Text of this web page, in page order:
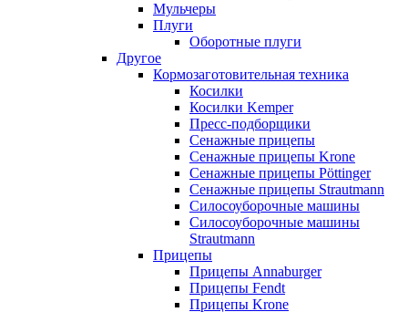
Мульчеры
Плуги
Оборотные плуги
Другое
Кормозаготовительная техника
Косилки
Косилки Kemper
Пресс-подборщики
Сенажные прицепы
Сенажные прицепы Krone
Сенажные прицепы Pöttinger
Сенажные прицепы Strautmann
Силосоуборочные машины
Силосоуборочные машины
Strautmann
Прицепы
Прицепы Annaburger
Прицепы Fendt
Прицепы Krone